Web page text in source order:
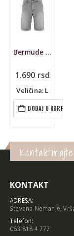
-60%
1.290rsd
bila:
je:
516
Veličina: S
DODAJ U KORPU
KONTAKT
ADRESA:
Stevana Nemanje,
Telefon:
063 818 4 777